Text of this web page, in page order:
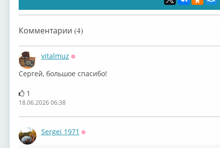
Комментарии (4)
vitalmuz
Сергей, большое спасибо!
1
18.06.2026 06:38
Sergei 1971